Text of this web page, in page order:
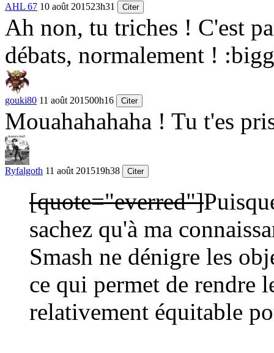
AHL 67 10 août 201523h31 Citer
Ah non, tu triches ! C'est
débats, normalement !
gouki80 11 août 201500h16 Citer
Mouahahahaha ! Tu t'es
Ryfalgoth 11 août 201519h38 Citer
[quote="everred"]
sachez qu'à ma
Smash ne dénigre les
ce qui permet de rendre
relativement équitable